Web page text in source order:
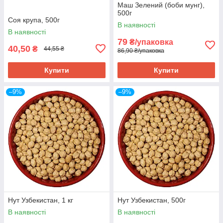
Соя крупа, 500г
В наявності
40,50 ₴ 44,55 ₴
Купити
Маш Зелений (боби мунг),
500г
В наявності
79 ₴/упаковка
86,90 ₴/упаковка
Купити
–9%
Нут Узбекистан, 1 кг
В наявності
–9%
Нут Узбекистан, 500г
В наявності